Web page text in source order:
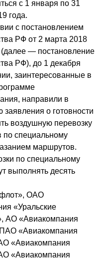
с 1 января по 31
года.
с постановлением
РФ от 2 марта 2018
— постановление
РФ), до 1 декабря
заинтересованные в
направили в
заявления о готовности
воздушную перевозку
по специальному
маршрутов.
по специальному
выполнять десять
ОАО
«Уральские
АО «Авиакомпания
«Авиакомпания
«Авиакомпания
«Авиакомпания